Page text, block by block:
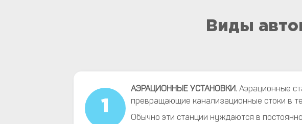
Виды
1
АЭРАЦИОННЫЕ УСТАНОВКИ.Аэрационные
превращающие канализационные стоки в
Обычно эти станции нуждаются в